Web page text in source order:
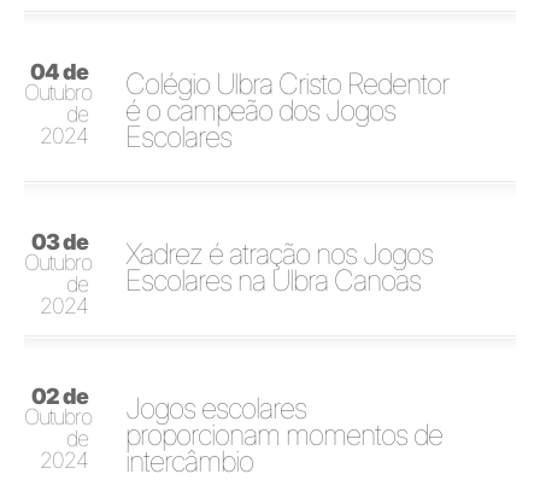
04 de
Outubro
de
2024
Colégio Ulbra Cristo Redentor
é o campeão dos Jogos
Escolares
03 de
Outubro
de
2024
Xadrez é atração nos Jogos
Escolares na Ulbra Canoas
02 de
Outubro
de
2024
Jogos escolares
proporcionam momentos de
intercâmbio